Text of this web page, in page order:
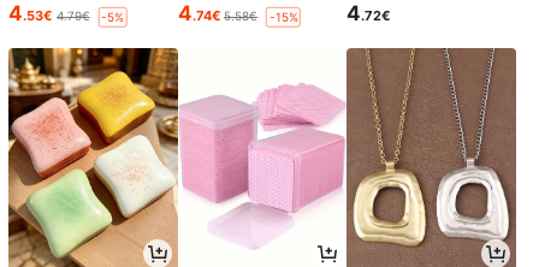
4.53€ 4.79€ -5% 4.74€ 5.58€ -15% 4.72€